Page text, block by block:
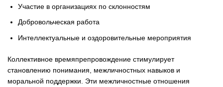
Участие в организациях по склонностям
Добровольческая работа
Интеллектуальные и оздоровительные мероприятия
Коллективное времяпрепровождение стимулирует
становлению понимания, межличностных навыков и
моральной поддержки. Эти межличностные отношения